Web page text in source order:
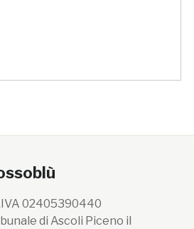
02405390440
di Ascoli Piceno il